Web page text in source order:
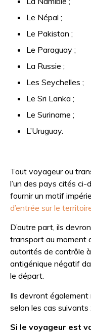
Le Népal ;
Le Pakistan ;
Le Paraguay ;
La Russie ;
Les Seychelles ;
Le Sri Lanka ;
Le Suriname ;
L’Uruguay.
Tout voyageur ou
l’un des pays cités ci-
fournir un motif
d’entrée sur le
D’autre part, ils
transport au moment
autorités de contrôle
antigénique négatif
le départ.
Ils devront
selon les cas suivants :
Si le voyageur est